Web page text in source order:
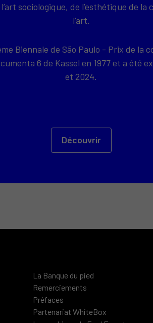
sociologique, de l’esthétique de la
l’art.
Biennale de São Paulo - Prix de la
6 de Kassel en 1977 et a été
et 2024.
Découvrir
La Banque du pied
Remerciements
Préfaces
Partenariat WhiteBox